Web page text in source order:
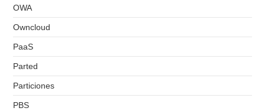
OWA
Owncloud
PaaS
Parted
Particiones
PBS